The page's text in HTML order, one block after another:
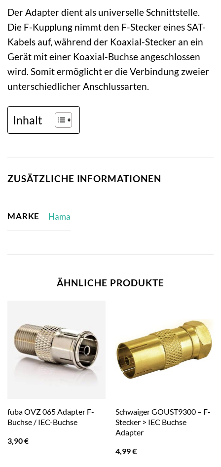
Der Adapter dient als universelle Schnittstelle.
Die F-Kupplung nimmt den F-Stecker eines SAT-
Kabels auf, während der Koaxial-Stecker an ein
Gerät mit einer Koaxial-Buchse angeschlossen
wird. Somit ermöglicht er die Verbindung zweier
unterschiedlicher Anschlussarten.
Inhalt
ZUSÄTZLICHE INFORMATIONEN
MARKE Hama
ÄHNLICHE PRODUKTE
fuba OVZ 065 Adapter F-
Buchse / IEC-Buchse
3,90€
Schwaiger GOUST9300 – F-
Stecker > IEC Buchse
Adapter
4,99€